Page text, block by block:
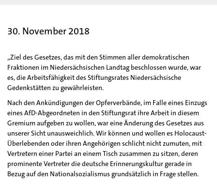
30. November 2018
„Ziel des Gesetzes, das mit den Stimmen aller demokratischen
Fraktionen im Niedersächsischen Landtag beschlossen wurde, war
es, die Arbeitsfähigkeit des Stiftungsrates Niedersächsische
Gedenkstätten zu gewährleisten.
Nach den Ankündigungen der Opferverbände, im Falle eines Einzugs
eines AfD-Abgeordneten in den Stiftungsrat ihre Arbeit in diesem
Gremium aufgeben zu wollen, war eine Änderung des Gesetzes aus
unserer Sicht unausweichlich. Wir können und wollen es Holocaust-
Überlebenden oder ihren Angehörigen schlicht nicht zumuten, mit
Vertretern einer Partei an einem Tisch zusammen zu sitzen, deren
prominente Vertreter die deutsche Erinnerungskultur gerade in
Bezug auf den Nationalsozialismus grundsätzlich in Frage stellen.